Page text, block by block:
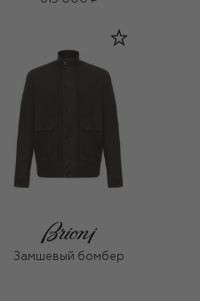
Замшевый бомбер